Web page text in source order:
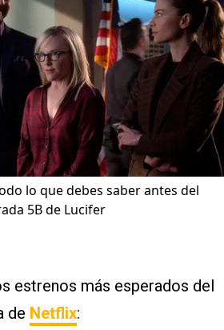
lo que debes saber antes del
5B de Lucifer
estrenos más esperados del
de Netflix: